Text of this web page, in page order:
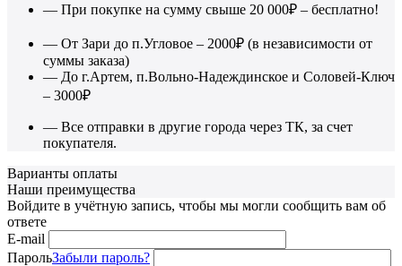
— При покупке на сумму свыше 20 000₽ – бесплатно!
— От Зари до п.Угловое – 2000₽ (в независимости от
суммы заказа)
— До г.Артем, п.Вольно-Надеждинское и Соловей-Ключ
– 3000₽
— Все отправки в другие города через ТК, за счет
покупателя.
Варианты оплаты
Наши преимущества
Войдите в учётную запись, чтобы мы могли сообщить вам об
ответе
E-mail
ПарольЗабыли пароль?